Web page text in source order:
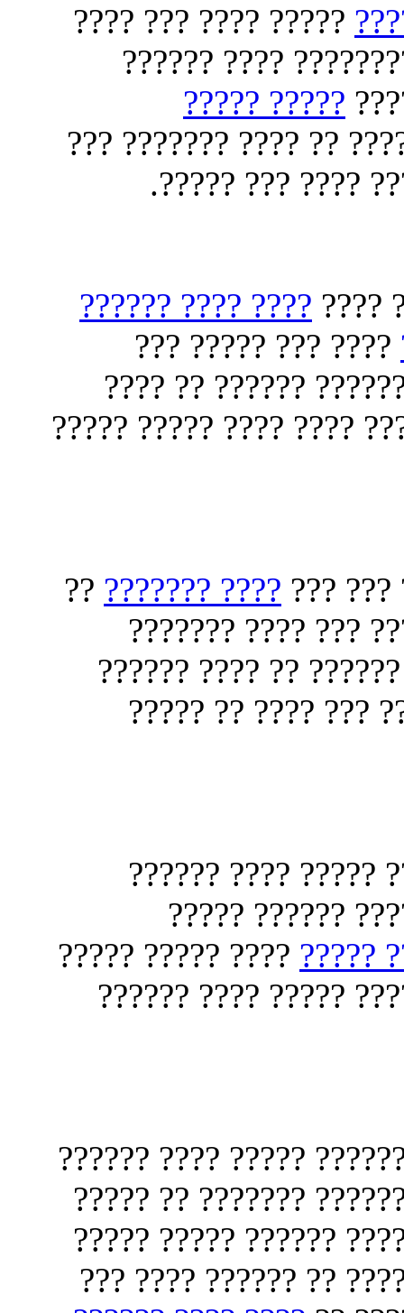
????? ???? ??? ????
???? ????? ??????
????? ?????
?????????? ?????????
??? ????? ????
???? ???? ??????
???? ??? ????? ???
?????? ??????? ???
??????? ????????? ????
???
???? ???????
??
??????? ???????
???????? ???????
?????? ????????
???? ????? ????
????????
????
???? ????? ?????
?????? ????? ?????
??? ????? ?????? ?????
???????? ?? ???????
??????? ???? ??? ????
??? ?????? ??? ?????